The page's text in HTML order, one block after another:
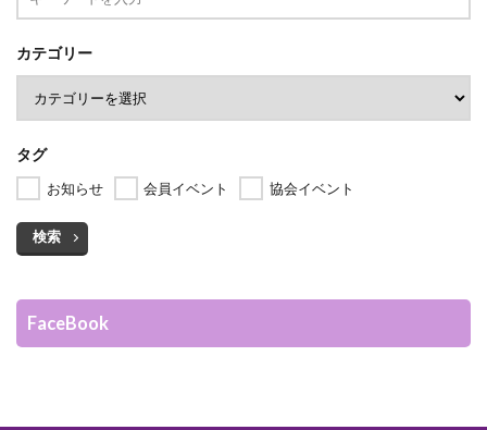
カテゴリー
タグ
お知らせ 会員イベント 協会イベント
検索
FaceBook